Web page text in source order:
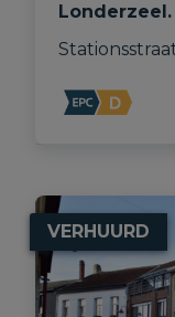
Londerzeel.
VERHUURD